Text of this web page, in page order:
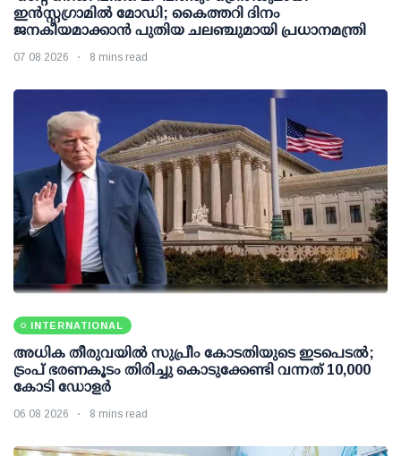
ഇന്‍സ്റ്റഗ്രാമില്‍ മോഡി; കൈത്തറി ദിനം
ജനകീയമാക്കാന്‍ പുതിയ ചലഞ്ചുമായി പ്രധാനമന്ത്രി
07 08 2026 8 mins read
INTERNATIONAL
അധിക തീരുവയില്‍ സുപ്രീം കോടതിയുടെ ഇടപെടല്‍;
ട്രംപ് ഭരണകൂടം തിരിച്ചു കൊടുക്കേണ്ടി വന്നത് 10,000
കോടി ഡോളര്‍
06 08 2026 8 mins read